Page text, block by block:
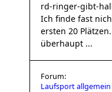
rd-ringer-gibt-
Ich finde fast
ersten 20
überhaupt ...
Forum:
Laufsport allgemein